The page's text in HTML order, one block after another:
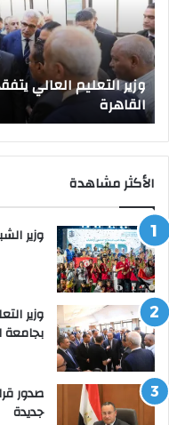
مكتب
التنسيق
الرئيسي
بجامعة
القاهرة
وزير التعليم العالي
القاهرة
الأكثر مشاهدة
وزير
وزير
بجامعة
صدور
جديدة